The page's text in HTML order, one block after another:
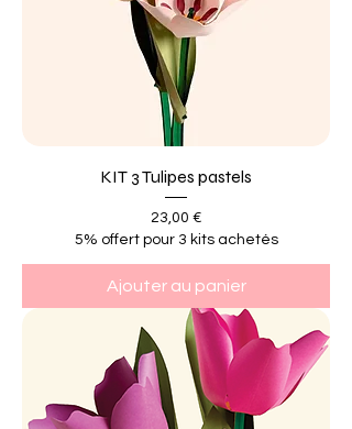
KIT 3 Tulipes pastels
Prix
23,00 €
5% offert pour 3 kits achetés
Ajouter au panier